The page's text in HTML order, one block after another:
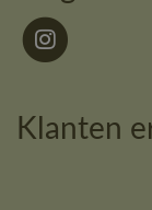
Klanten